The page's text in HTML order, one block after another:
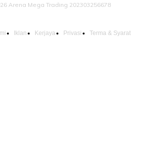
Arena Mega Trading 202303256678
Iklan Kerjaya Privasi Terma & Syarat